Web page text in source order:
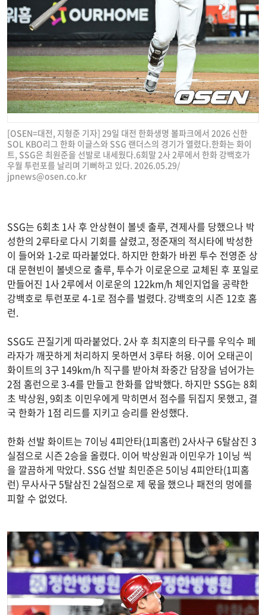
[OSEN=대전, 지형준 기자] 29일 대전 한화생명 볼파크에서 2026 신한
SOL KBO리그 한화 이글스와 SSG 랜더스의 경기가 열렸다.한화는 화이
트, SSG은 최원준을 선발로 내세웠다.6회말 2사 2루에서 한화 강백호가
우월 투런포를 날리며 기뻐하고 있다. 2026.05.29/
jpnews@osen.co.kr
SSG는 6회초 1사 후 안상현이 볼넷 출루, 견제사를 당했으나 박
성한의 2루타로 다시 기회를 살렸고, 정준재의 적시타에 박성한
이 들어와 1-2로 따라붙었다. 하지만 한화가 바뀐 투수 전영준 상
대 문현빈이 볼넷으로 출루, 투수가 이로운으로 교체된 후 포일로
만들어진 1사 2루에서 이로운의 122km/h 체인지업을 공략한
강백호로 투런포로 4-1로 점수를 벌렸다. 강백호의 시즌 12호 홈
런.
SSG도 끈질기게 따라붙었다. 2사 후 최지훈의 타구를 우익수 페
라자가 깨끗하게 처리하지 못하면서 3루타 허용. 이어 오태곤이
화이트의 3구 149km/h 직구를 받아쳐 좌중간 담장을 넘어가는
2점 홈런으로 3-4를 만들고 한화를 압박했다. 하지만 SSG는 8회
초 박상원, 9회초 이민우에게 막히면서 점수를 뒤집지 못했고, 결
국 한화가 1점 리드를 지키고 승리를 완성했다.
한화 선발 화이트는 7이닝 4피안타(1피홈런) 2사사구 6탈삼진 3
실점으로 시즌 2승을 올렸다. 이어 박상원과 이민우가 1이닝 씩
을 깔끔하게 막았다. SSG 선발 최민준은 5이닝 4피안타(1피홈
런) 무사사구 5탈삼진 2실점으로 제 몫을 했으나 패전의 멍에를
피할 수 없었다.